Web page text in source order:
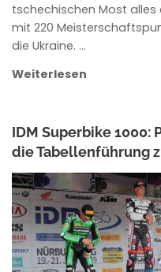
tschechischen Most alles
mit 220
die Ukraine. …
Weiterlesen
IDM Superbike 1000:
die Tabellenführung
ANKE WIECZOREK